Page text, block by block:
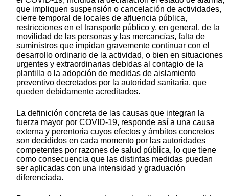
que impliquen suspensión o cancelación de actividades,
cierre temporal de locales de afluencia pública,
restricciones en el transporte público y, en general, de la
movilidad de las personas y las mercancías, falta de
suministros que impidan gravemente continuar con el
desarrollo ordinario de la actividad, o bien en situaciones
urgentes y extraordinarias debidas al contagio de la
plantilla o la adopción de medidas de aislamiento
preventivo decretados por la autoridad sanitaria, que
queden debidamente acreditados.
La definición concreta de las causas que integran la
fuerza mayor por COVID-19, responde así a una causa
externa y perentoria cuyos efectos y ámbitos concretos
son decididos en cada momento por las autoridades
competentes por razones de salud pública, lo que tiene
como consecuencia que las distintas medidas puedan
ser aplicadas con una intensidad y graduación
diferenciada.